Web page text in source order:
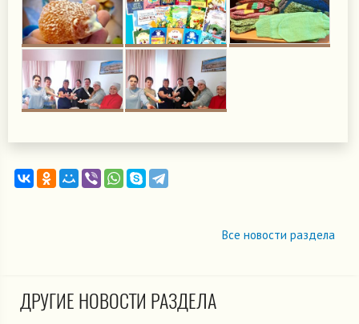
Все новости раздела
ДРУГИЕ НОВОСТИ РАЗДЕЛА